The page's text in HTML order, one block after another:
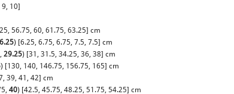
9, 10]
56.75, 60, 61.75, 63.25] cm
6.25) [6.25, 6.75, 6.75, 7.5, 7.5] cm
29.25) [31, 31.5, 34.25, 36, 38] cm
) [130, 140, 146.75, 156.75, 165] cm
39, 41, 42] cm
40) [42.5, 45.75, 48.25, 51.75, 54.25] cm